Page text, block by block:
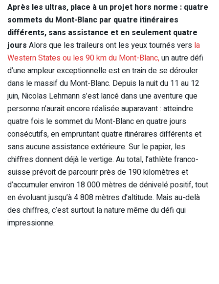
Après les ultras, place à un projet hors norme : quatre
sommets du Mont-Blanc par quatre itinéraires
différents, sans assistance et en seulement quatre
jours Alors que les traileurs ont les yeux tournés vers la
Western States ou les 90 km du Mont-Blanc,un autre défi
d’une ampleur exceptionnelle est en train de se dérouler
dans le massif du Mont-Blanc. Depuis la nuit du 11 au 12
juin, Nicolas Lehmann s’est lancé dans une aventure que
personne n’aurait encore réalisée auparavant : atteindre
quatre fois le sommet du Mont-Blanc en quatre jours
consécutifs, en empruntant quatre itinéraires différents et
sans aucune assistance extérieure. Sur le papier, les
chiffres donnent déjà le vertige. Au total, l’athlète franco-
suisse prévoit de parcourir près de 190 kilomètres et
d’accumuler environ 18 000 mètres de dénivelé positif, tout
en évoluant jusqu’à 4 808 mètres d’altitude. Mais au-delà
des chiffres, c’est surtout la nature même du défi qui
impressionne.